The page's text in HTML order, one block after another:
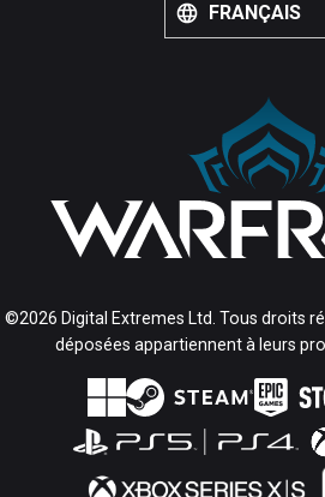
FRANÇAIS
©2026 Digital Extremes Ltd. Tous droits
déposées appartiennent à leurs